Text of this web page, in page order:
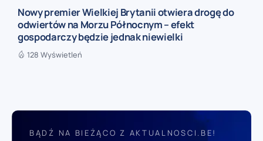
Nowy premier Wielkiej Brytanii otwiera drogę do
odwiertów na Morzu Północnym – efekt
gospodarczy będzie jednak niewielki
128 Wyświetleń
BĄDŹ NA BIEŻĄCO Z AKTUALNOSCI.BE!